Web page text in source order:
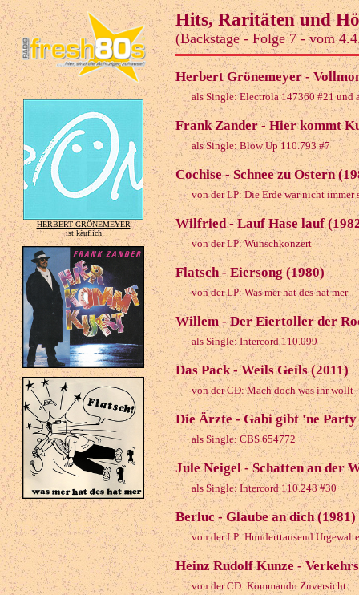
HERBERT GRÖNEMEYER
ist käuflich
Hits, Raritäten und
(Backstage - Folge 7 - vom
Herbert Grönemeyer -
als Single: Electrola 147360 #21 und
Frank Zander - Hier kommt
als Single: Blow Up 110.793 #7
Cochise - Schnee zu Ostern
von der LP: Die Erde war nicht immer
Wilfried - Lauf Hase lauf
von der LP: Wunschkonzert
Flatsch - Eiersong (1980)
von der LP: Was mer hat des hat mer
Willem - Der Eiertoller der
als Single: Intercord 110.099
Das Pack - Weils Geils (2011)
von der CD: Mach doch was ihr wollt
Die Ärzte - Gabi gibt 'ne Party
als Single: CBS 654772
Jule Neigel - Schatten an der
als Single: Intercord 110.248 #30
Berluc - Glaube an dich (1981)
von der LP: Hunderttausend
Heinz Rudolf Kunze -
von der CD: Kommando Zuversicht